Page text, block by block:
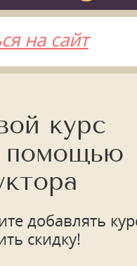
на сайт
курс
помощью
добавлять
скидку!